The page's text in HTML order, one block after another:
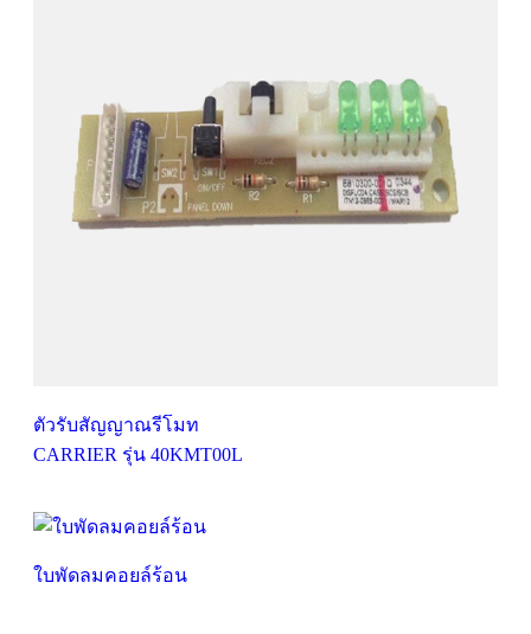
ตัวรับสัญญาณรีโมท
CARRIER รุ่น 40KMT00L
ใบพัดลมคอยล์ร้อน